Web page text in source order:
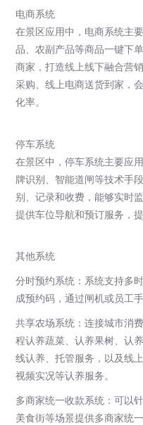
电商系统
在景区应用中，电商系统主
品、农副产品等商品一键下单
商家，打造线上线下融合营
采购、线上电商送货到家，
化率。
停车系统
在景区中，停车系统主要应
牌识别、智能道闸等技术手
别、记录和收费，能够实时
提供车位导航和预订服务，
其他系统
分时预约系统： 系统支持多
成预约码，通过闸机或员工
共享农场系统：连接城市消
程认养蔬菜、认养果树、认
线认养、托管服务，以及线
视频实况等认养服务。
多商家统一收款系统：可以
美食街等场景提供多商家统